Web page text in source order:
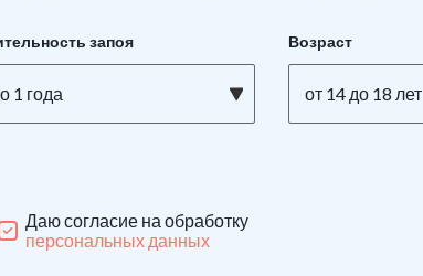
запоя
1 года
Возраст
от 14 до 18 лет
Даю согласие на обработку
персональных данных